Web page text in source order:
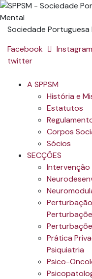
Sociedade Portuguesa
Facebook
Instagram
twitter
A SPPSM
História e
Estatutos
Corpos
Sócios
SECÇÕES
Intervenção
Prática
Psiquiatria
Psico-